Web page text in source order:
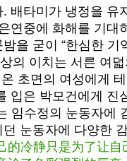
타미가 냉정을
연중에 화해를 기
을 굳이 “한심한
의 이치는 서른
초면의 여성에게
은 박모건에게
임수정의 눈동자
눈동자에 다양한
冷静只是为了让